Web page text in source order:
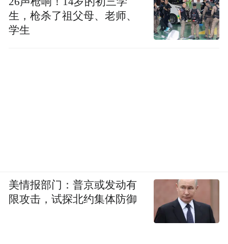
生，枪杀了祖父母、老师、
学生
美情报部门：普京或发动有
限攻击，试探北约集体防御